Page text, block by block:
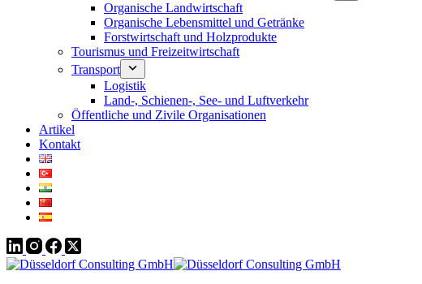
Organische Landwirtschaft
Organische Lebensmittel und Getränke
Forstwirtschaft und Holzprodukte
Tourismus und Freizeitwirtschaft
Transport
Logistik
Land-, Schienen-, See- und Luftverkehr
Öffentliche und Zivile Organisationen
Artikel
Kontakt